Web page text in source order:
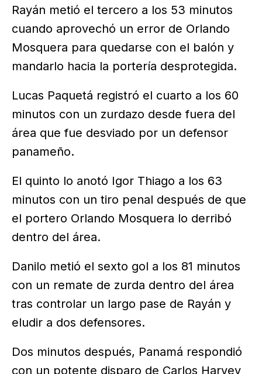
Rayán metió el tercero a los 53 minutos
cuando aprovechó un error de Orlando
Mosquera para quedarse con el balón y
mandarlo hacia la portería desprotegida.
Lucas Paquetá registró el cuarto a los 60
minutos con un zurdazo desde fuera del
área que fue desviado por un defensor
panameño.
El quinto lo anotó Igor Thiago a los 63
minutos con un tiro penal después de que
el portero Orlando Mosquera lo derribó
dentro del área.
Danilo metió el sexto gol a los 81 minutos
con un remate de zurda dentro del área
tras controlar un largo pase de Rayán y
eludir a dos defensores.
Dos minutos después, Panamá respondió
con un potente disparo de Carlos Harvey